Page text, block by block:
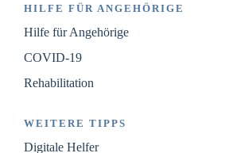
HILFE FÜR ANGEHÖRIGE
Hilfe für Angehörige
COVID-19
Rehabilitation
WEITERE TIPPS
Digitale Helfer